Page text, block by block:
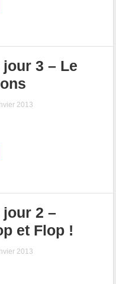
3 – Le
2013
jour 2 –
et Flop !
2013